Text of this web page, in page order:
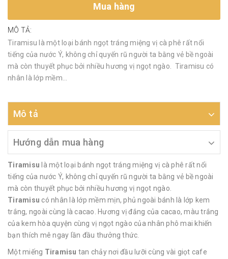
Mua hàng
MÔ TẢ:
Tiramisu là một loại bánh ngọt tráng miệng vị cà phê rất nổi
tiếng của nước Ý, không chỉ quyến rũ người ta bằng vẻ bề ngoài
mà còn thuyết phục bởi nhiều hương vị ngọt ngào. Tiramisu có
nhân là lớp mềm...
Mô tả
Hướng dẫn mua hàng
Tiramisu là một loại bánh ngọt tráng miệng vị cà phê rất nổi
tiếng của nước Ý, không chỉ quyến rũ người ta bằng vẻ bề ngoài
mà còn thuyết phục bởi nhiều hương vị ngọt ngào.
Tiramisu có nhân là lớp mềm mịn, phủ ngoài bánh là lớp kem
trắng, ngoài cùng là cacao. Hương vị đắng của cacao, màu trắng
của kem hòa quyện cùng vị ngọt ngào của nhân phô mai khiến
bạn thích mê ngay lần đầu thưởng thức.
Một miếng Tiramisu tan chảy nơi đầu lưỡi cùng vài giọt cafe